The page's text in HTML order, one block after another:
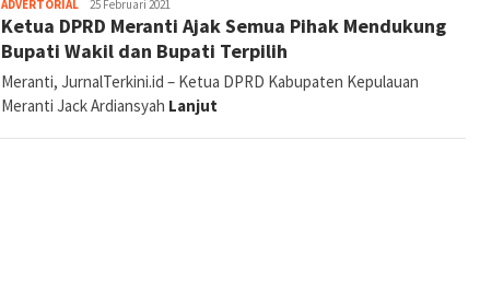
ADVERTORIALjurnal
25 Februari 2021
Ketua DPRD Meranti Ajak Semua Pihak Mendukung
Bupati Wakil dan Bupati Terpilih
Meranti, JurnalTerkini.id – Ketua DPRD Kabupaten Kepulauan
Meranti Jack Ardiansyah Lanjut